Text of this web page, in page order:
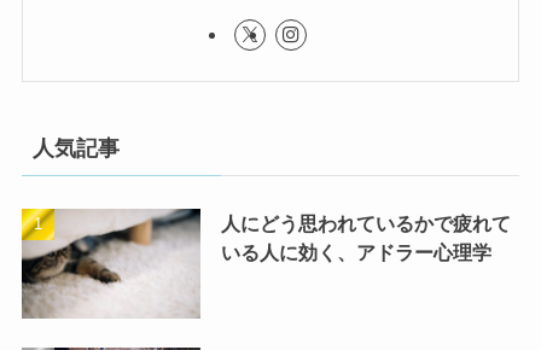
人気記事
人にどう思われているかで疲れて
いる人に効く、アドラー心理学